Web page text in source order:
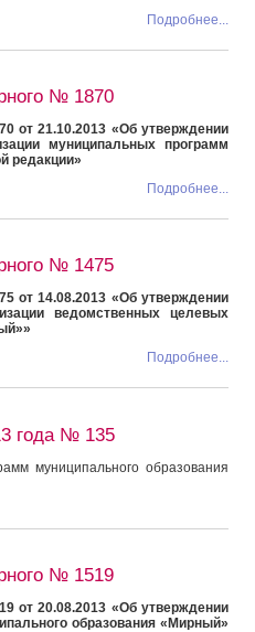
Подробнее...
№ 1870
от 21.10.2013 «Об утверждении
муниципальных программ
редакции»
Подробнее...
№ 1475
от 14.08.2013 «Об утверждении
ведомственных целевых
Подробнее...
года № 135
муниципального образования
№ 1519
от 20.08.2013 «Об утверждении
образования «Мирный»